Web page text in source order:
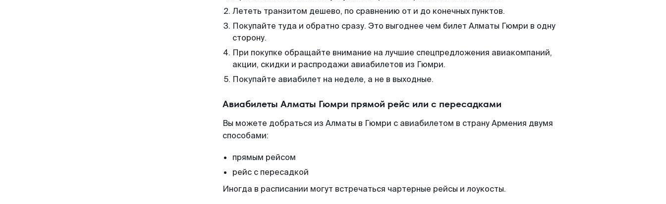
Лететь транзитом дешево, по сравнению от и до конечных пунктов.
Покупайте туда и обратно сразу. Это выгоднее чем билет Алматы Гюмри в одну
сторону.
При покупке обращайте внимание на лучшие спецпредложения авиакомпаний,
акции, скидки и распродажи авиабилетов из Гюмри.
Покупайте авиабилет на неделе, а не в выходные.
Авиабилеты Алматы Гюмри прямой рейс или с пересадками
Вы можете добраться из Алматы в Гюмри с авиабилетом в страну Армения двумя
способами:
прямым рейсом
рейс с пересадкой
Иногда в расписании могут встречаться чартерные рейсы и лоукосты.